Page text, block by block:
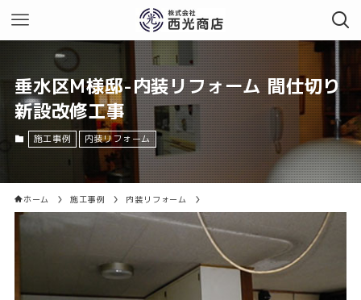
垂水区M様邸-内装リフォーム 間仕切り
新設改修工事
施工事例 内装リフォーム
ホーム 施工事例 内装リフォーム